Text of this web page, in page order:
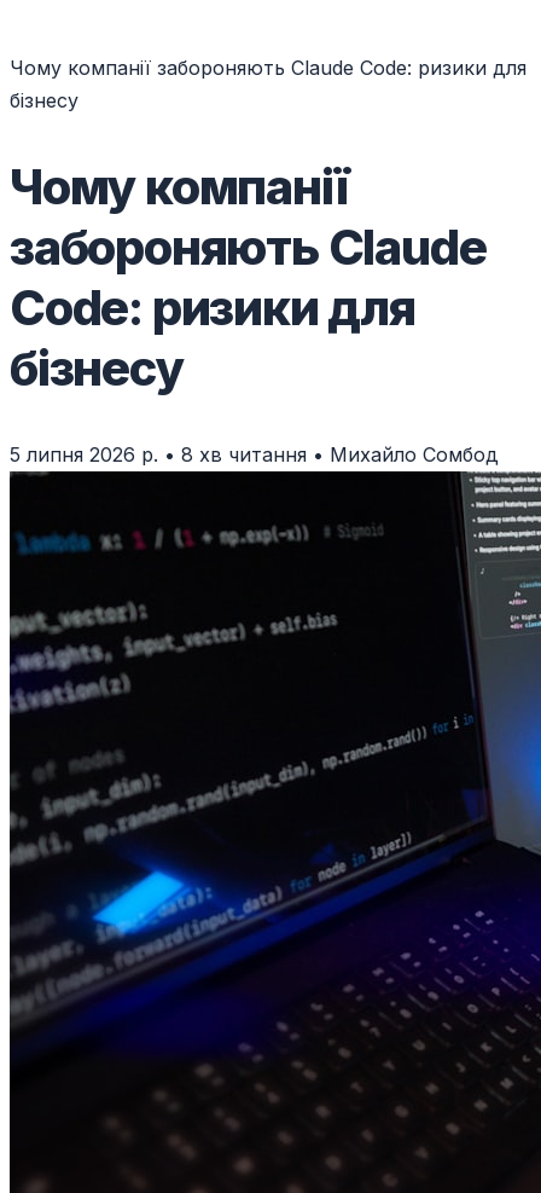
Чому компанії забороняють Claude Code: ризики для
бізнесу
Чому компанії
забороняють Claude
Code: ризики для
бізнесу
5 липня 2026 р. • 8 хв читання • Михайло Сомбод